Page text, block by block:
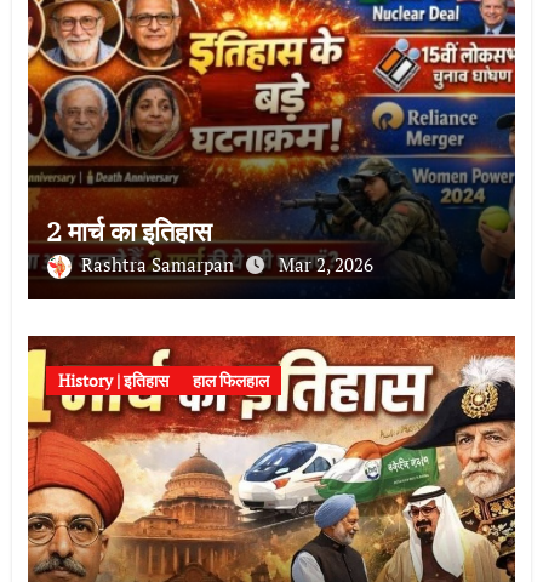
2 मार्च का इतिहास
Rashtra Samarpan Mar 2, 2026
History | इतिहास हाल फिलहाल